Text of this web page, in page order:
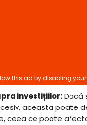
investițiilor:Dacă
aceasta poate
ceea ce poate